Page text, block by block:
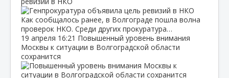
Как сообщалось ранее, в Волгограде пошла волна
проверок НКО. Среди других прокуратура…
19 апреля 16:21 Повышенный уровень внимания
Москвы к ситуации в Волгоградской области
сохранится